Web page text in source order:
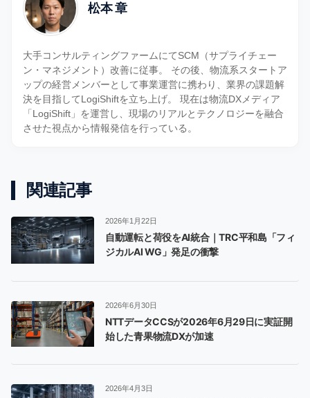
松本 章
大手コンサルティングファームにてSCM（サプライチェー
ン・マネジメント）改善に従事。 その後、物流系スタートア
ップの経営メンバーとして事業運営に携わり、業界の課題解
決を目指してLogiShiftを立ち上げ。 現在は物流DXメディア
「LogiShift」を運営し、現場のリアルとテクノロジーを融合
させた視点から情報発信を行っている。
関連記事
2026年1月22日
自動運転と荷役をAI統合｜TRC平和島「フィ
ジカルAI WG」発足の衝撃
2026年6月30日
NTTデータCCSが2026年6月29日に実証開
始した青果物流DXが加速
2026年4月3日